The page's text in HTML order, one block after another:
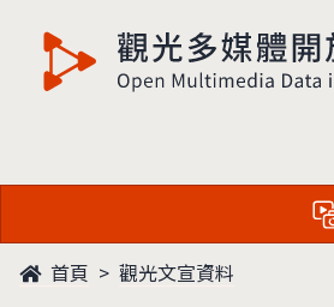
觀光多媒體開放資料
首頁 觀光文宣資料